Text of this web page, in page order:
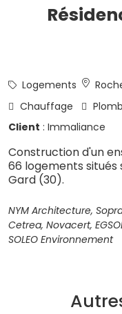
Logements
Chauffage
Client : Immaliance
Construction d'un
66 logements
Gard (30).
NYM Architecture,
Cetrea, Novacert,
SOLEO Environnement